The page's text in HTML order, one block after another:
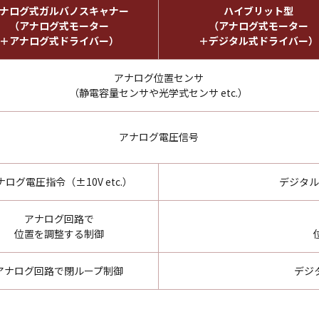
ログ式ガルバノスキャナー
（アナログ式モーター
アナログ式ドライバー）
ハイブリット型
（アナログ式モーター
＋デジタル式ドライバー）
アナログ位置センサ
（静電容量センサや光学式センサ etc.）
アナログ電圧信号
ログ電圧指令（±10V etc.） デジタ
アナログ回路で
位置を調整する制御
ナログ回路で閉ループ制御 デジ